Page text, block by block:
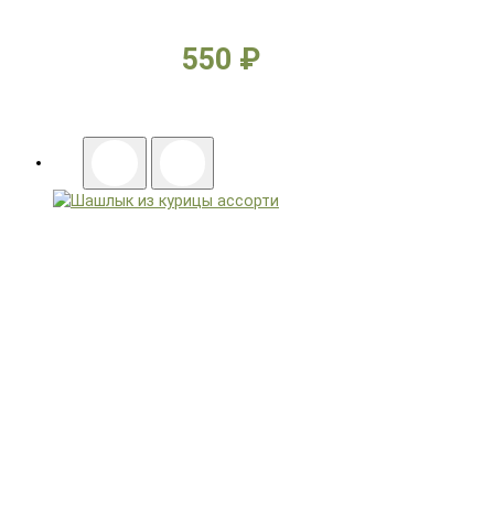
550 ₽